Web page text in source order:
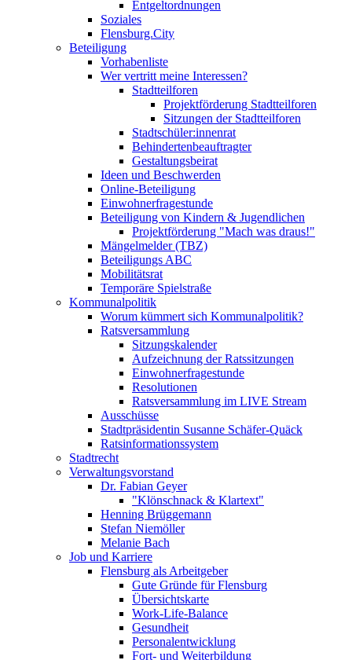
Entgeltordnungen
Soziales
Flensburg.City
Beteiligung
Vorhabenliste
Wer vertritt meine Interessen?
Stadtteilforen
Projektförderung Stadtteilforen
Sitzungen der Stadtteilforen
Stadtschüler:innenrat
Behindertenbeauftragter
Gestaltungsbeirat
Ideen und Beschwerden
Online-Beteiligung
Einwohnerfragestunde
Beteiligung von Kindern & Jugendlichen
Projektförderung "Mach was draus!"
Mängelmelder (TBZ)
Beteiligungs ABC
Mobilitätsrat
Temporäre Spielstraße
Kommunalpolitik
Worum kümmert sich Kommunalpolitik?
Ratsversammlung
Sitzungskalender
Aufzeichnung der Ratssitzungen
Einwohnerfragestunde
Resolutionen
Ratsversammlung im LIVE Stream
Ausschüsse
Stadtpräsidentin Susanne Schäfer-Quäck
Ratsinformationssystem
Stadtrecht
Verwaltungsvorstand
Dr. Fabian Geyer
"Klönschnack & Klartext"
Henning Brüggemann
Stefan Niemöller
Melanie Bach
Job und Karriere
Flensburg als Arbeitgeber
Gute Gründe für Flensburg
Übersichtskarte
Work-Life-Balance
Gesundheit
Personalentwicklung
Fort- und Weiterbildung